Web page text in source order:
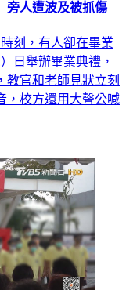
人遭波及被抓傷
刻，有人卻在畢業
日舉辦畢業典禮，
教官和老師見狀立刻
，校方還用大聲公喊